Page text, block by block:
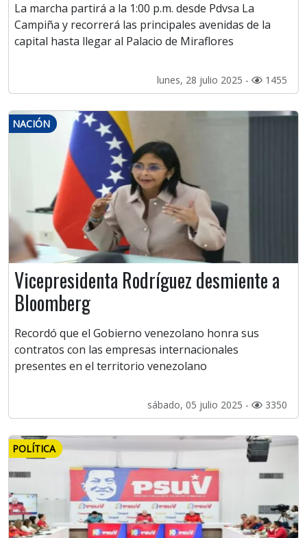
La marcha partirá a la 1:00 p.m. desde Pdvsa La
Campiña y recorrerá las principales avenidas de la
capital hasta llegar al Palacio de Miraflores
lunes, 28 julio 2025 - 1455
NACIÓN
Vicepresidenta Rodríguez desmiente a
Bloomberg
Recordó que el Gobierno venezolano honra sus
contratos con las empresas internacionales
presentes en el territorio venezolano
sábado, 05 julio 2025 - 3350
POLÍTICA